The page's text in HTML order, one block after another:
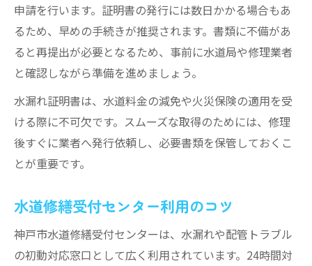
申請を行います。証明書の発行には数日かかる場合もあ
るため、早めの手続きが推奨されます。書類に不備があ
ると再提出が必要となるため、事前に水道局や修理業者
と確認しながら準備を進めましょう。
水漏れ証明書は、水道料金の減免や火災保険の適用を受
ける際に不可欠です。スムーズな取得のためには、修理
後すぐに業者へ発行依頼し、必要書類を保管しておくこ
とが重要です。
水道修繕受付センター利用のコツ
神戸市水道修繕受付センターは、水漏れや配管トラブル
の初動対応窓口として広く利用されています。24時間対